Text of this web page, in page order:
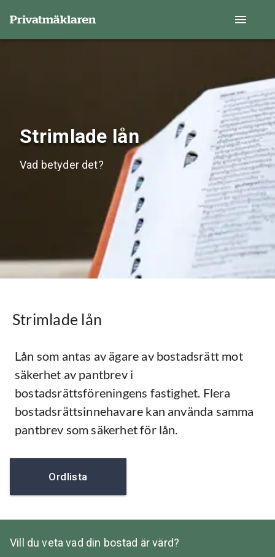
Strimlade lån
Vad betyder det?
Strimlade lån
Lån som antas av ägare av bostadsrätt mot
säkerhet av pantbrev i
bostadsrättsföreningens fastighet. Flera
bostadsrättsinnehavare kan använda samma
pantbrev som säkerhet för lån.
Ordlista
Vill du veta vad din bostad är värd?